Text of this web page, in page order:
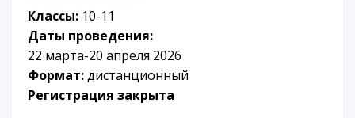
Классы: 10-11
Даты проведения:
22 марта-20 апреля 2026
Формат:дистанционный
Регистрация закрыта